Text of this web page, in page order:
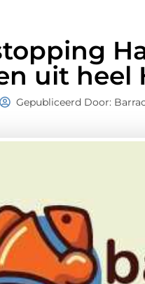
uit heel
Gepubliceerd Door: